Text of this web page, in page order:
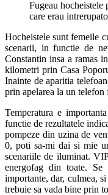
Fugeau hocheistele
care erau
Hocheistele sunt femeile
scenarii, in functie de
Constantin insa a ramas
kilometri prin Casa
Inainte de aparitia
prin apelarea la un telefon
Temperatura e
functie de rezultatele
pompeze din uzina de
0, poti sa-mi dai si mie
scenariile de iluminat.
energofag din toate.
importante, dar, culmea,
trebuie sa vada bine prin